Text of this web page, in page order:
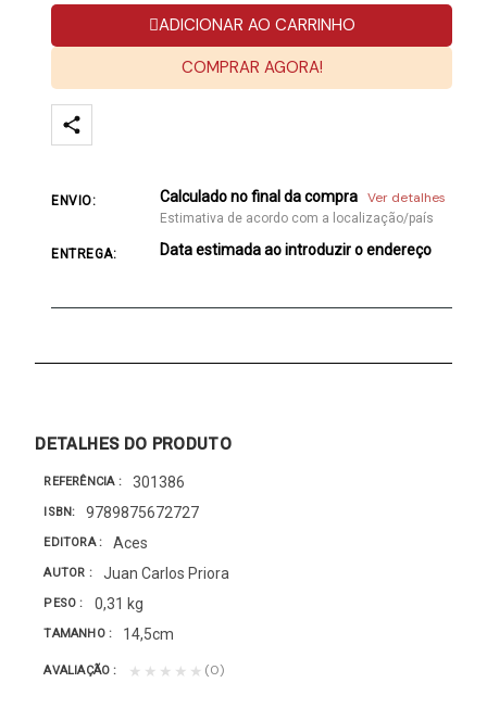
ADICIONAR AO CARRINHO
COMPRAR AGORA!
ENVIO: Calculado no final da compra Ver detalhes
Estimativa de acordo com a localização/país
ENTREGA: Data estimada ao introduzir o endereço
DETALHES DO PRODUTO
REFERÊNCIA 301386
ISBN 9789875672727
EDITORA Aces
AUTOR Juan Carlos Priora
PESO 0,31 kg
TAMANHO 14,5cm
AVALIAÇÃO ★★★★★ (0)